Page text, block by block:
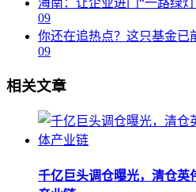
海南：让企业进门“一路绿
09
你还在追热点？这只基金已
09
相关文章
千亿巨头调仓曝光，清仓英